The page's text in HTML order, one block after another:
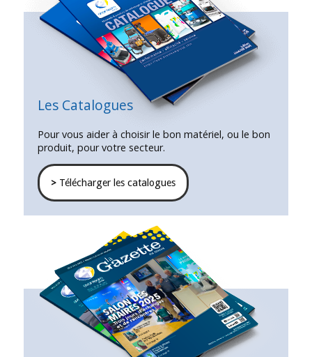
Les Catalogues
Pour vous aider à choisir le bon matériel, ou le bon
produit, pour votre secteur.
>Télécharger les catalogues